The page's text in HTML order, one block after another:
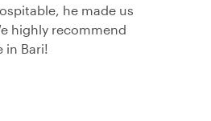
he made us
highly recommend
in Bari!